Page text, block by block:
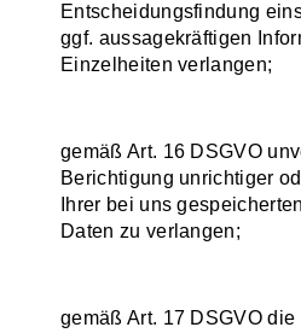
Entscheidungsfindung
ggf. aussagekräftigen
Einzelheiten verlangen;
gemäß Art. 16 DSGVO
Berichtigung unrichtiger
Ihrer bei uns
Daten zu verlangen;
gemäß Art. 17 DSGVO